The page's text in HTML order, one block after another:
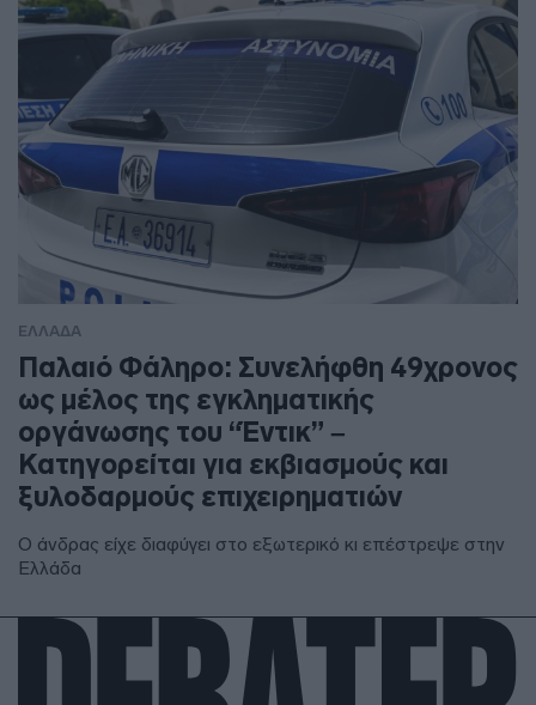
ΕΛΛΑΔΑ
Παλαιό Φάληρο: Συνελήφθη 49χρονος
ως μέλος της εγκληματικής
οργάνωσης του “Έντικ” –
Κατηγορείται για εκβιασμούς και
ξυλοδαρμούς επιχειρηματιών
Ο άνδρας είχε διαφύγει στο εξωτερικό κι επέστρεψε στην
Ελλάδα